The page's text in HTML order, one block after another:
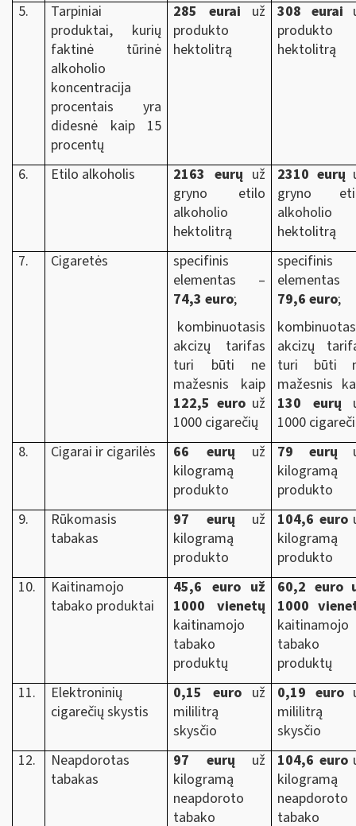
5.
Tarpiniai
produktai, kurių
faktinė tūrinė
alkoholio
koncentracija
procentais yra
didesnė kaip 15
procentų
285 eurai už
produkto
hektolitrą
308 eurai
produkto
hektolitrą
6. Etilo alkoholis 2163 eurų už
gryno etilo
alkoholio
hektolitrą
2310 eurų
gryno
alkoholio
hektolitrą
7.
Cigaretės
specifinis
elementas –
74,3 euro;
kombinuotasis
akcizų tarifas
turi būti ne
mažesnis kaip
122,5 eurouž
1000 cigarečių
specifinis
79,6 euro;
akcizų
turi būti
mažesnis
130 eurų
1000
8.
Cigarai ir cigarilės 66 eurų už
kilogramą
produkto
79 eurų
kilogramą
produkto
9.
Rūkomasis
tabakas
97 eurų už
kilogramą
produkto
104,6 euro
kilogramą
produkto
10.
Kaitinamojo
tabako produktai
45,6 euro už
1000 vienetų
kaitinamojo
tabako
produktų
60,2 euro
1000
kaitinamojo
tabako
produktų
11.
Elektroninių
cigarečių skystis
0,15 eurouž
mililitrą
skysčio
0,19 euro
mililitrą
skysčio
12.
Neapdorotas
tabakas
97 eurų už
kilogramą
neapdoroto
tabako
104,6 euro
kilogramą
neapdoroto
tabako